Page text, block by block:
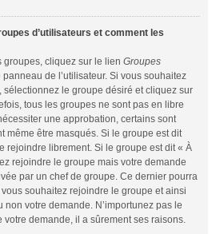
d’utilisateurs et comment les
groupes, cliquez sur le lien Groupes
de l’utilisateur. Si vous souhaitez
le groupe désiré et cliquez sur
tous les groupes ne sont pas en libre
une approbation, certains sont
même être masqués. Si le groupe est dit
rejoindre librement. Si le groupe est dit « À
rejoindre le groupe mais votre demande
par un chef de groupe. Ce dernier pourra
souhaitez rejoindre le groupe et ainsi
non votre demande. N’importunez pas le
votre demande, il a sûrement ses raisons.